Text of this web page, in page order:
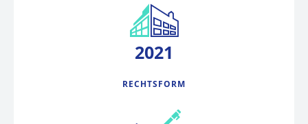
2021
RECHTSFORM